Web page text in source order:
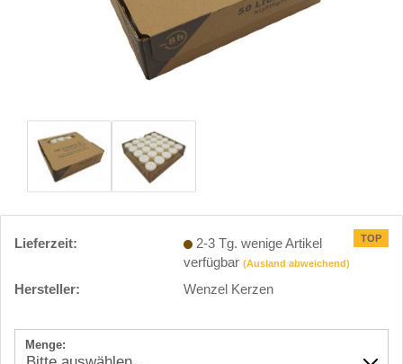
TOP
Lieferzeit:
2-3 Tg. wenige Artikel
verfügbar(Ausland abweichend)
Hersteller: Wenzel Kerzen
Menge: